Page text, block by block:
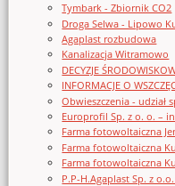
Tymbark - Zbiornik CO2
Droga Selwa - Lipowo
Agaplast rozbudowa
Kanalizacja Witramowo
DECYZJE
INFORMACJE O
Obwieszczenia - udział
Europrofil Sp. z o. o. –
Farma fotowoltaiczna
Farma fotowoltaiczna
Farma fotowoltaiczna
P.P-H.Agaplast Sp. z